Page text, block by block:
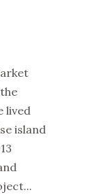
lived
island